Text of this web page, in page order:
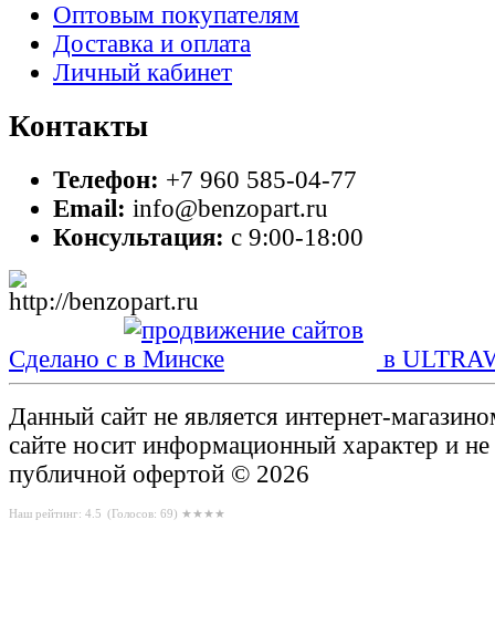
Оптовым покупателям
Доставка и оплата
Личный кабинет
Контакты
Телефон: +7 960 585-04-77
Email: info@benzopart.ru
Консультация: с 9:00-18:00
Сделано с в
Данный сайт не является интернет-
сайте носит информационный характер и не
публичной офертой © 2026
Наш рейтинг: 4.5 (Голосов: 69) ★★★★